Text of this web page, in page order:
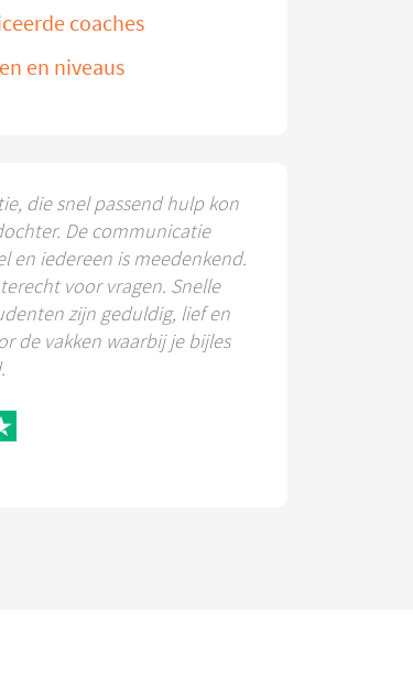
coaches
en niveaus
die snel passend hulp kon
De communicatie
en iedereen is meedenkend.
voor vragen. Snelle
zijn geduldig, lief en
de vakken waarbij je bijles